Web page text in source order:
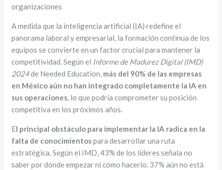
organizaciones
A medida que la inteligencia artificial (IA) redefine el
panorama laboral y empresarial, la formación continua de los
equipos se convierte en un factor crucial para mantener la
competitividad. Según el Informe de Madurez Digital (IMD)
2024de Needed Education, más del 90% de las empresas
en México aún no han integrado completamente la IA en
sus operaciones, lo que podría comprometer su posición
competitiva en los próximos años.
El principal obstáculo para implementar la IA radica en la
falta de conocimientospara desarrollar una ruta
estratégica. Según el IMD, 43% de los líderes señala no
saber por dónde empezar ni cómo hacerlo. 37% aún no está